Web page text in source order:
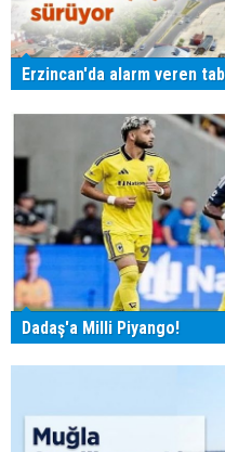
Erzincan'da alarm veren
Dadaş'a Milli Piyango!